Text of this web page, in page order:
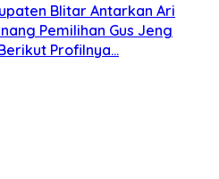
Blitar Antarkan Ari
Pemilihan Gus Jeng
Profilnya…